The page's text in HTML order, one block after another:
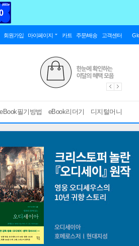
회원가입 마이페이지 카트 주문/배송 고객센터
eBook필기방법 eBook리더기 디지털머니